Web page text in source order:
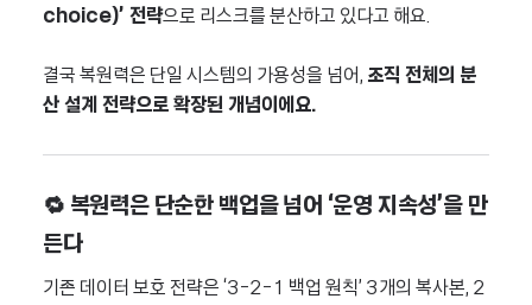
choice)’ 전략으로 리스크를 분산하고 있다고 해요.
결국 복원력은 단일 시스템의 가용성을 넘어, 조직 전체의 분
산 설계 전략으로 확장된 개념이에요.
🔁 복원력은 단순한 백업을 넘어 ‘운영 지속성’을 만
든다
기존 데이터 보호 전략은 ‘3-2-1 백업 원칙’ 3개의 복사본, 2